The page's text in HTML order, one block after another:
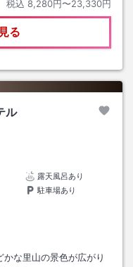
税込 8,280円〜23,330円
る
ル
露天風呂あり
駐車場あり
な里山の景色が広がり